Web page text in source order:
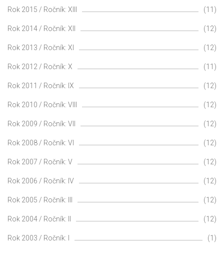
Rok 2015 / Ročník: XIII (11)
Rok 2014 / Ročník: XII (12)
Rok 2013 / Ročník: XI (12)
Rok 2012 / Ročník: X (11)
Rok 2011 / Ročník: IX (12)
Rok 2010 / Ročník: VIII (12)
Rok 2009 / Ročník: VII (12)
Rok 2008 / Ročník: VI (12)
Rok 2007 / Ročník: V (12)
Rok 2006 / Ročník: IV (12)
Rok 2005 / Ročník: III (12)
Rok 2004 / Ročník: II (12)
Rok 2003 / Ročník: I (1)